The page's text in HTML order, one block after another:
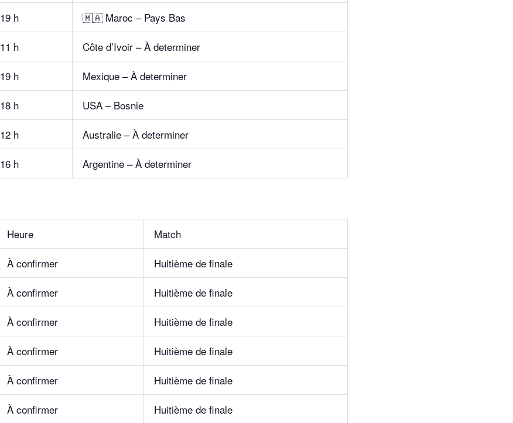
19 h
🇲🇦 Maroc – Pays Bas
11 h
Côte d’Ivoir – À determiner
19 h
Mexique – À determiner
18 h
USA – Bosnie
12 h
Australie – À determiner
16 h Argentine – À determiner
Heure
Match
À confirmer
Huitième de finale
À confirmer
Huitième de finale
À confirmer
Huitième de finale
À confirmer
Huitième de finale
À confirmer
Huitième de finale
À confirmer Huitième de finale